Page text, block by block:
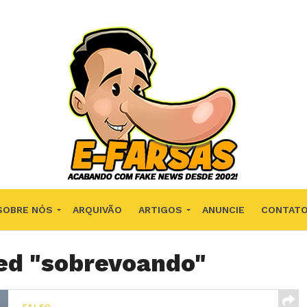
NÓS ARQUIVÃO ARTIGOS ANUNCIE CONTATO
"sobrevoando"